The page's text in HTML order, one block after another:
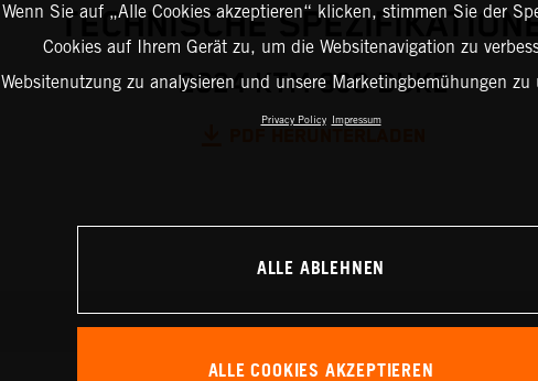
TECHNISCHE
2024 KTM 390 DUKE
Wenn Sie auf „Alle Cookies akzeptieren“ klicken, stimmen Sie der
Cookies auf Ihrem Gerät zu, um die Websitenavigation zu
Websitenutzung zu analysieren und unsere Marketingbemühungen zu
Privacy Policy Impressum
ALLE ABLEHNEN
ALLE COOKIES AKZEPTIEREN